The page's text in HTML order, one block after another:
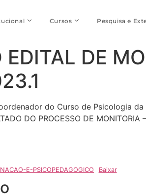
Cursos Pesquisa e
EDITAL DE
do Curso de Psicologia
DO PROCESSO DE MONITORIA
E-PSICOPEDAGOGICO Baixar